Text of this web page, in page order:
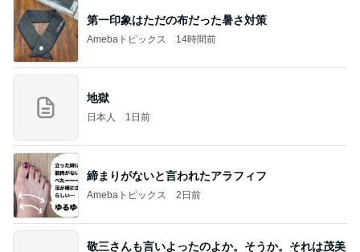
第一印象はただの布だった暑さ対策
Amebaトピックス 14時間前
地獄
日本人 1日前
締まりがないと言われたアラフィフ
Amebaトピックス 2日前
敬三さんも言いよったのよか。そうか。それは茂美